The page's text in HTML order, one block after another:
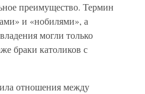
преимущество. Термин
и «нобилями», а
могли только
браки католиков с
отношения между